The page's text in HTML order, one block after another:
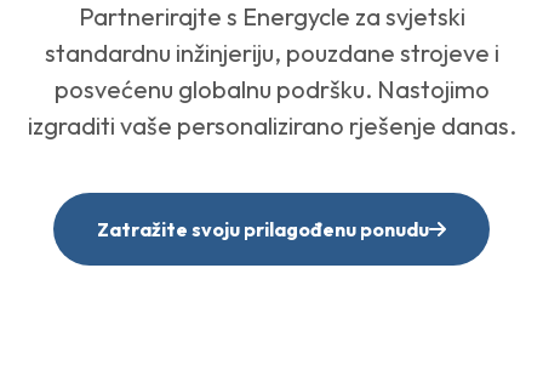
Partnerirajte s Energycle za svjetski
standardnu inžinjeriju, pouzdane strojeve i
posvećenu globalnu podršku. Nastojimo
izgraditi vaše personalizirano rješenje danas.
Zatražite svoju prilagođenu ponudu